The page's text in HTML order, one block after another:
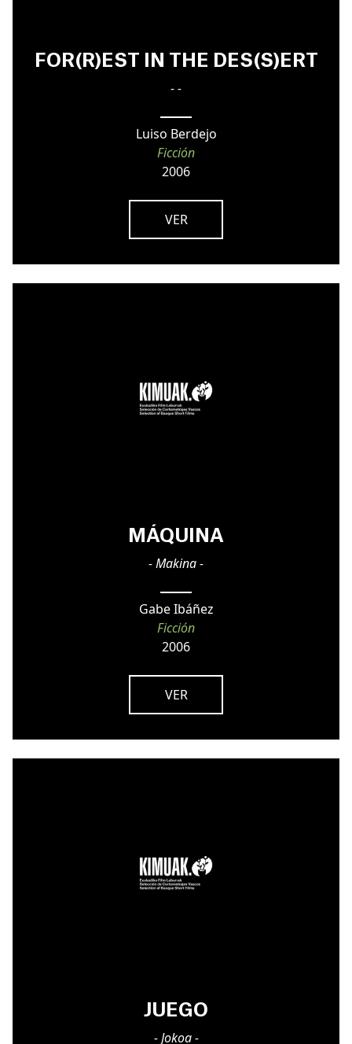
FOR(R)EST IN THE DES(S)ERT
- -
Luiso Berdejo
Ficción
2006
VER
MÁQUINA
- Makina -
Gabe Ibáñez
Ficción
2006
VER
JUEGO
- Jokoa -